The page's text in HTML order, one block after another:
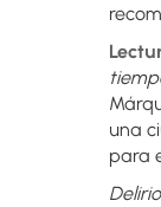
una
para
Delirio